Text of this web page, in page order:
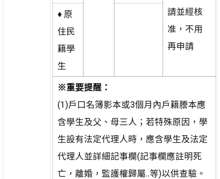
請並經核
准，不用
再申請
♦原
住民
籍學
生
※重要提醒：
(1)戶口名簿影本或3個月內戶籍謄本應
含學生及父、母三人；若特殊原因，學
生設有法定代理人時，應含學生及法定
代理人並詳細記事欄(記事欄應註明死
亡，離婚，監護權歸屬..等)以供查驗。